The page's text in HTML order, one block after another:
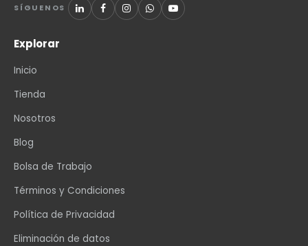
SÍGUENOS
Explorar
Inicio
Tienda
Nosotros
Blog
Bolsa de Trabajo
Términos y Condiciones
Política de Privacidad
Eliminación de datos